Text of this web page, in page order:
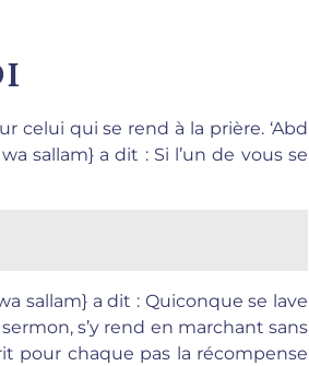
qui se rend à la prière. ‘Abd
sallam} a dit : Si l’un de vous se
sallam} a dit : Quiconque se lave
s’y rend en marchant sans
pour chaque pas la récompense